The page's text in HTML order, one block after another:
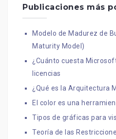
Publicaciones más
Modelo de Madurez de
Maturity Model)
¿Cuánto cuesta
licencias
¿Qué es la Arquitectura
El color es una
Tipos de gráficas para
Teoría de las